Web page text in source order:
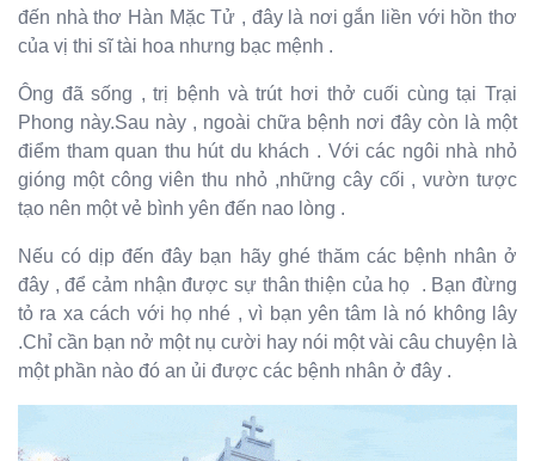
đến nhà thơ Hàn Mặc Tử , đây là nơi gắn liền với hồn thơ
của vị thi sĩ tài hoa nhưng bạc mệnh .
Ông đã sống , trị bệnh và trút hơi thở cuối cùng tại Trại
Phong này.Sau này , ngoài chữa bệnh nơi đây còn là một
điểm tham quan thu hút du khách . Với các ngôi nhà nhỏ
gióng một công viên thu nhỏ ,những cây cối , vườn tược
tạo nên một vẻ bình yên đến nao lòng .
Nếu có dịp đến đây bạn hãy ghé thăm các bệnh nhân ở
đây , để cảm nhận được sự thân thiện của họ . Bạn đừng
tỏ ra xa cách với họ nhé , vì bạn yên tâm là nó không lây
.Chỉ cần bạn nở một nụ cười hay nói một vài câu chuyện là
một phần nào đó an ủi được các bệnh nhân ở đây .